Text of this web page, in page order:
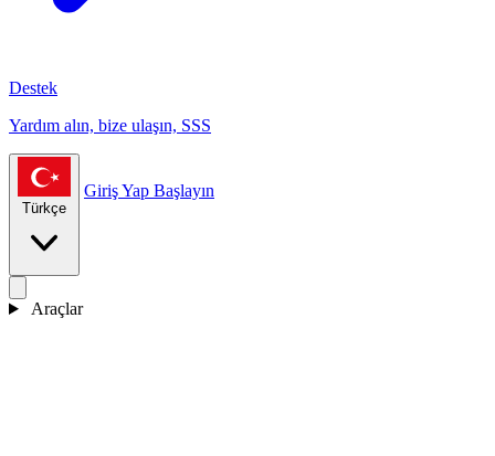
Destek
Yardım alın, bize ulaşın, SSS
Türkçe
Giriş Yap Başlayın
Araçlar